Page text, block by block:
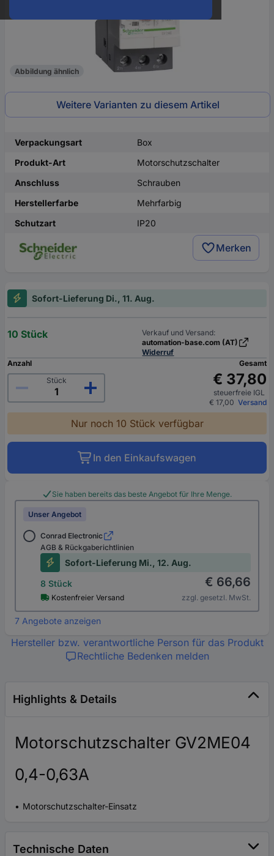
Abbildung ähnlich
Weitere Varianten zu diesem Artikel
Verpackungsart
Box
Produkt-Art
Motorschutzschalter
Anschluss
Schrauben
Herstellerfarbe
Mehrfarbig
Schutzart
IP20
Merken
Sofort-Lieferung Di., 11. Aug.
10 Stück
Verkauf und Versand:
automation-base.com (AT)
Widerruf
Anzahl
Stück
Gesamt
€ 37,80
steuerfreie IGL
€ 17,00 Versand
Nur noch 10 Stück verfügbar
In den Einkaufswagen
Sie haben bereits das beste Angebot für Ihre Menge.
Unser Angebot
Conrad Electronic
AGB & Rückgaberichtlinien
Sofort-Lieferung Mi., 12. Aug.
8 Stück
Kostenfreier Versand
€ 66,66
zzgl. gesetzl. MwSt.
7 Angebote anzeigen
Hersteller bzw. verantwortliche Person für das Produkt
Rechtliche Bedenken melden
Highlights & Details
Motorschutzschalter GV2ME04
0,4-0,63A
Motorschutzschalter-Einsatz
Technische Daten